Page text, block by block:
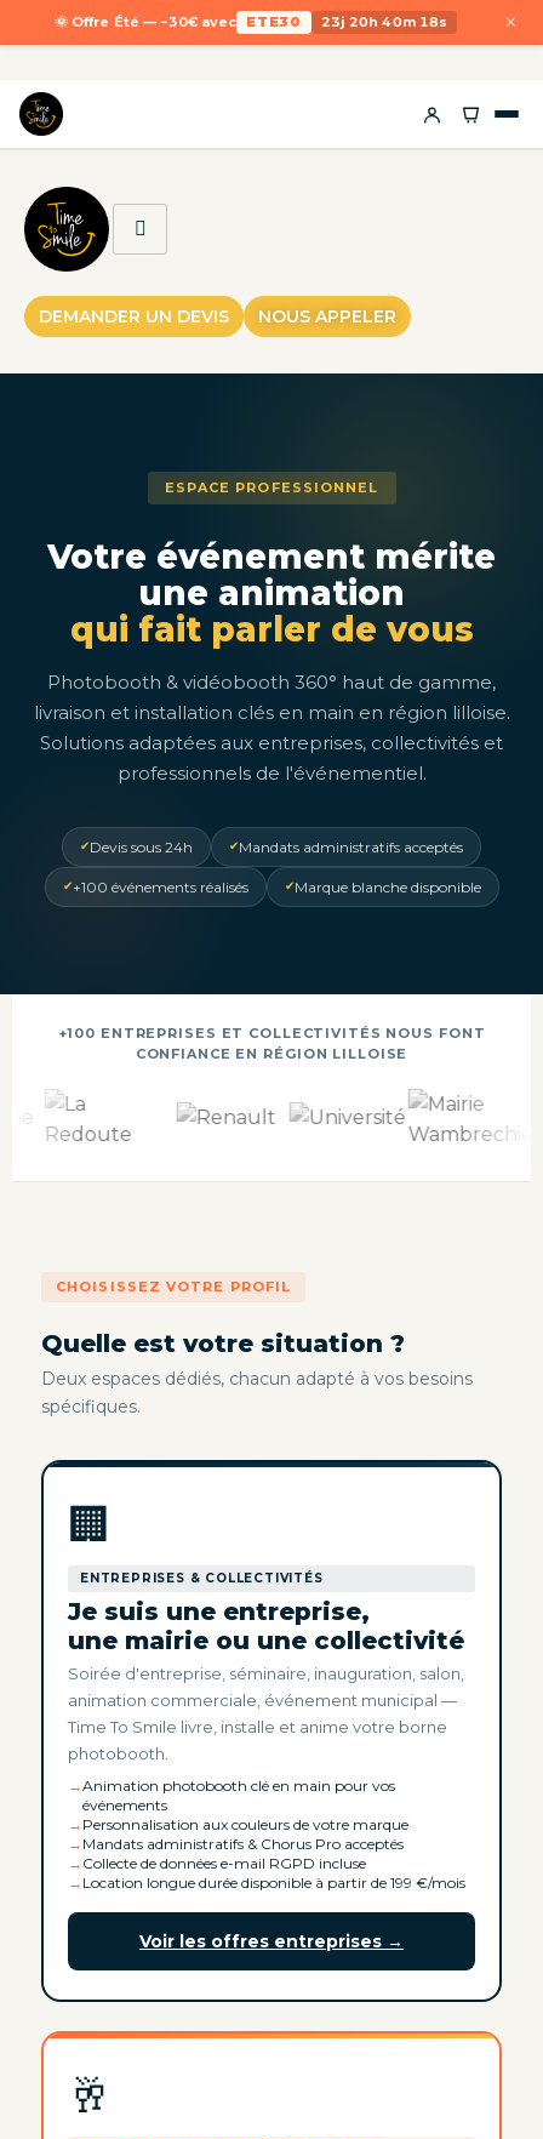
🌞 Offre Été — −30€ avec ETE30 23j 20h 40m 18s ×
DEMANDER UN DEVIS NOUS APPELER
ESPACE PROFESSIONNEL
Votre événement mérite
une animation
qui fait parler de vous
Photobooth & vidéobooth 360° haut de gamme,
livraison et installation clés en main en région lilloise.
Solutions adaptées aux entreprises, collectivités et
professionnels de l'événementiel.
Devis sous 24h Mandats administratifs acceptés
+100 événements réalisés Marque blanche disponible
+100 ENTREPRISES ET COLLECTIVITÉS NOUS FONT
CONFIANCE EN RÉGION LILLOISE
CHOISISSEZ VOTRE PROFIL
Quelle est votre situation ?
Deux espaces dédiés, chacun adapté à vos besoins
spécifiques.
🏢
ENTREPRISES & COLLECTIVITÉS
Je suis une entreprise,
une mairie ou une collectivité
Soirée d'entreprise, séminaire, inauguration, salon,
animation commerciale, événement municipal —
Time To Smile livre, installe et anime votre borne
photobooth.
Animation photobooth clé en main pour vos
événements
Personnalisation aux couleurs de votre marque
Mandats administratifs & Chorus Pro acceptés
Collecte de données e-mail RGPD incluse
Location longue durée disponible à partir de 199 €/mois
Voir les offres entreprises →
🥂